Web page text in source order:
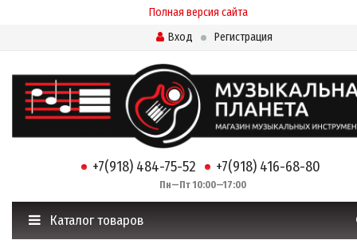
Полная версия сайта
Вход
Регистрация
+7(918) 484-75-52 +7(918) 416-68-80
Пн—Пт 10:00—17:00
Каталог товаров